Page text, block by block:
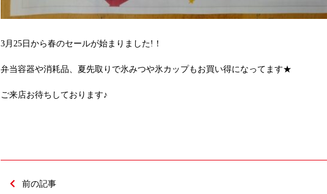
3月25日から春のセールが始まりました!！
弁当容器や消耗品、夏先取りで氷みつや氷カップもお買い得になってます★
ご来店お待ちしております♪
前の記事